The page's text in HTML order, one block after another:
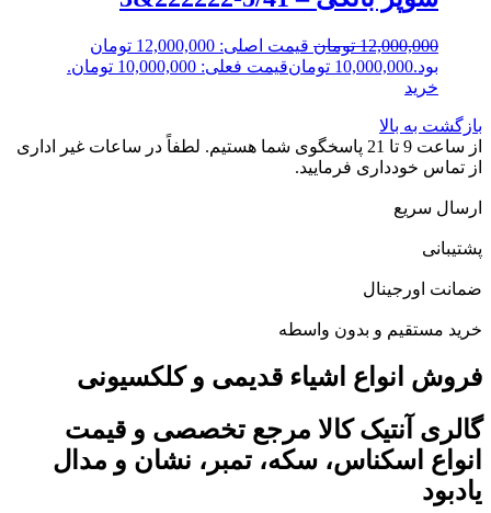
12,000,000 تومان
قیمت اصلی: 12,000,000 تومان
بود.10,000,000 تومانقیمت فعلی: 10,000,000 تومان.
خرید
بازگشت به بالا
از ساعت 9 تا 21 پاسخگوی شما هستیم. لطفاً در ساعات غیر اداری
از تماس خودداری فرمایید.
ارسال سریع
پشتیبانی
ضمانت اورجینال
خرید مستقیم و بدون واسطه
فروش انواع اشیاء قدیمی و کلکسیونی
گالری آنتیک کالا مرجع تخصصی و قیمت
انواع اسکناس، سکه، تمبر، نشان و مدال
یادبود